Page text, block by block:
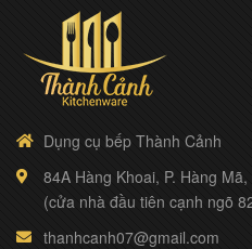
Dụng cụ bếp Thành Cảnh
84A Hàng Khoai, P. Hàng
(cửa nhà đầu tiên cạnh ngõ
thanhcanh07@gmail.com